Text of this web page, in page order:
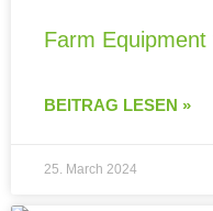
Farm
BEITRAG LESEN »
25. March 2024